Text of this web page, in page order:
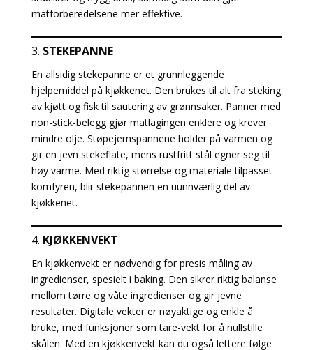
matforberedelsene mer effektive.
3. STEKEPANNE
En allsidig stekepanne er et grunnleggende
hjelpemiddel på kjøkkenet. Den brukes til alt fra steking
av kjøtt og fisk til sautering av grønnsaker. Panner med
non-stick-belegg gjør matlagingen enklere og krever
mindre olje. Støpejernspannene holder på varmen og
gir en jevn stekeflate, mens rustfritt stål egner seg til
høy varme. Med riktig størrelse og materiale tilpasset
komfyren, blir stekepannen en uunnværlig del av
kjøkkenet.
4. KJØKKENVEKT
En kjøkkenvekt er nødvendig for presis måling av
ingredienser, spesielt i baking. Den sikrer riktig balanse
mellom tørre og våte ingredienser og gir jevne
resultater. Digitale vekter er nøyaktige og enkle å
bruke, med funksjoner som tare-vekt for å nullstille
skålen. Med en kjøkkenvekt kan du også lettere følge